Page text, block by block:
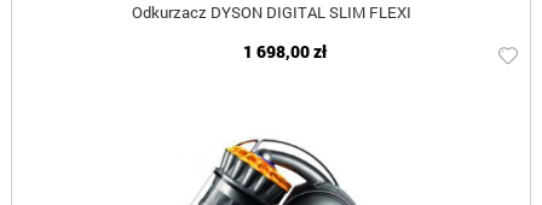
Odkurzacz DYSON DIGITAL SLIM FLEXI
1 698,00 zł